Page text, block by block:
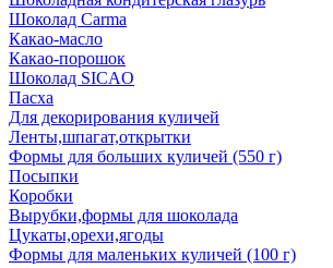
Шоколад Carma
Какао-масло
Какао-порошок
Шоколад SICAO
Пасха
Для декорирования куличей
Ленты,шпагат,открытки
Формы для больших куличей (550 г)
Посыпки
Коробки
Вырубки,формы для шоколада
Цукаты,орехи,ягоды
Формы для маленьких куличей (100 г)